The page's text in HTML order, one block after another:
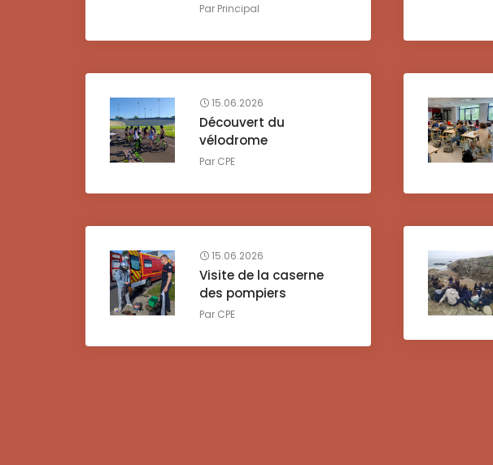
Par Principal
15.06.2026
Découvert du
vélodrome
Par CPE
15.06.2026
Visite de la caserne
des pompiers
Par CPE